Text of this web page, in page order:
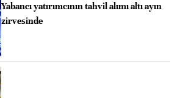
Yabancı yatırımcının tahvil alımı altı ayın
zirvesinde